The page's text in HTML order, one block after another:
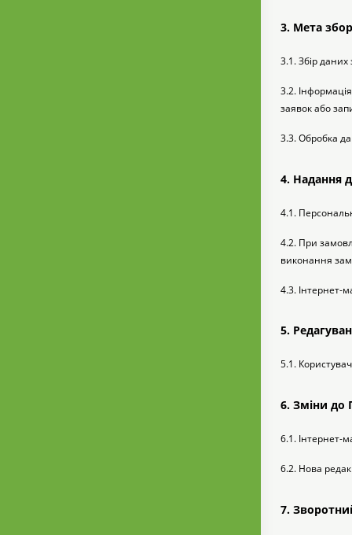
3. Мета
3.1. Збір
3.2.
заявок або
3.3. Обробка
4. Надання
4.1.
4.2. При
виконання
4.3. Інтернет-
5.
5.1.
6. Зміни до
6.1. Інтернет-
6.2. Нова
7.